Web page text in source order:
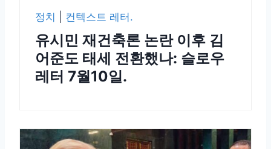
정치 컨텍스트 레터.
유시민 재건축론 논란 이후 김
어준도 태세 전환했나: 슬로우
레터 7월10일.